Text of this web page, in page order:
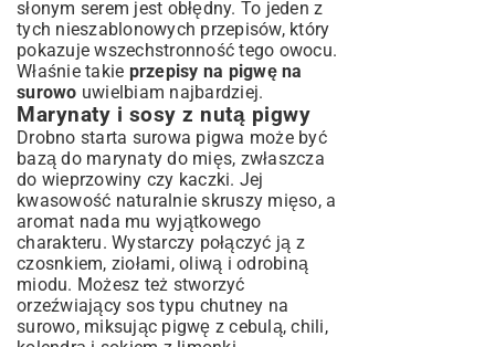
słonym serem jest obłędny. To jeden z
tych nieszablonowych przepisów, który
pokazuje wszechstronność tego owocu.
Właśnie takie przepisy na pigwę na
surowo uwielbiam najbardziej.
Marynaty i sosy z nutą pigwy
Drobno starta surowa pigwa może być
bazą do marynaty do mięs, zwłaszcza
do wieprzowiny czy kaczki. Jej
kwasowość naturalnie skruszy mięso, a
aromat nada mu wyjątkowego
charakteru. Wystarczy połączyć ją z
czosnkiem, ziołami, oliwą i odrobiną
miodu. Możesz też stworzyć
orzeźwiający sos typu chutney na
surowo, miksując pigwę z cebulą, chili,